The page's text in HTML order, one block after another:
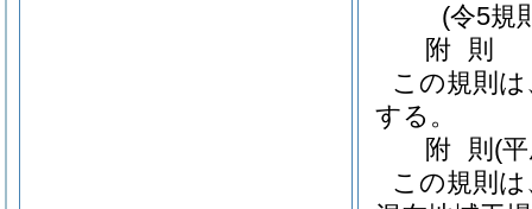
(令5規
附 則
この規則
する。
附 則 (
この規則